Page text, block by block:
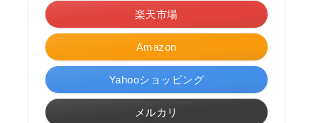
Amazon
楽天市場
Yahooショッピング
メルカリ